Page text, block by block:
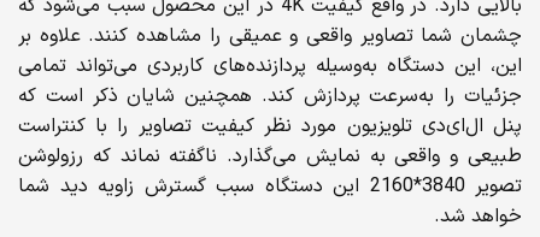
بالایی دارد. در واقع کیفیت 4K در این محصول سبب می‌شود که
چشمان شما تصاویر واقعی و عمیقی را مشاهده کنند. علاوه بر
این، این دستگاه به‌وسیله پردازنده‌های کاربردی می‌تواند تمامی
جزئیات را به‌سرعت پردازش کند. همچنین شایان ذکر است که
پنل ال‌ای‌دی تلویزیون مورد نظر کیفیت تصاویر را با کنتراست
طبیعی و واقعی به نمایش می‌گذارد. ناگفته نماند که رزولوشن
تصویر 3840*2160 این دستگاه سبب گسترش زاویه دید شما
خواهد شد.